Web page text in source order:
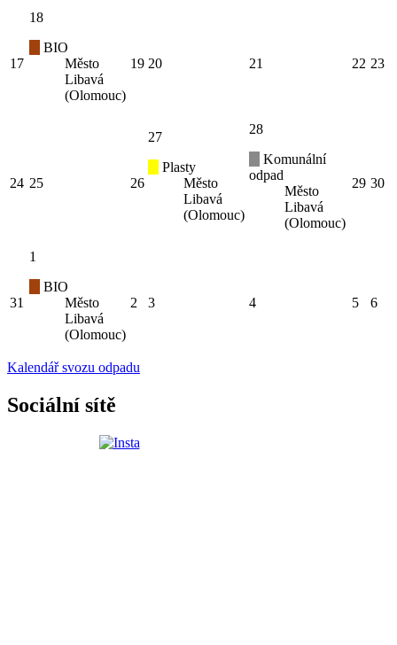
17
18
BIO
Město
Libavá
(Olomouc)
19 20 21 22 23
24 25 26
27
Plasty
Město
Libavá
(Olomouc)
28
Komunální
odpad
Město
Libavá
(Olomouc)
29 30
31
1
BIO
Město
Libavá
(Olomouc)
2 3 4 5 6
Kalendář svozu odpadu
Sociální sítě